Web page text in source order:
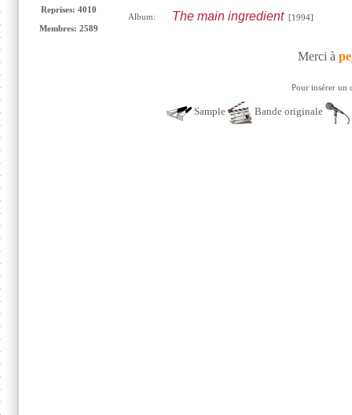
Reprises: 4010
Membres: 2589
Album: The main ingredient[1994]
Merci à
Pour insérer un
Sample Bande originale